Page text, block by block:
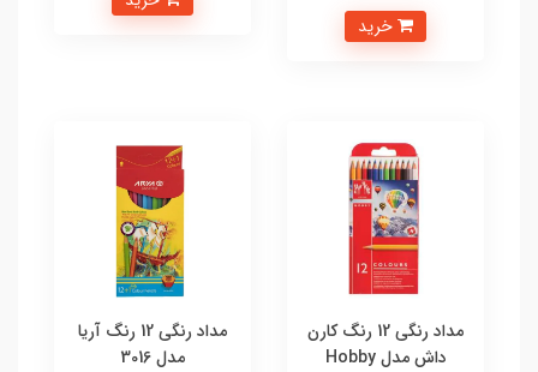
مداد رنگی 12 رنگ کارن
داش مدل Hobby
مداد رنگی 12 رنگ آریا
مدل 3016